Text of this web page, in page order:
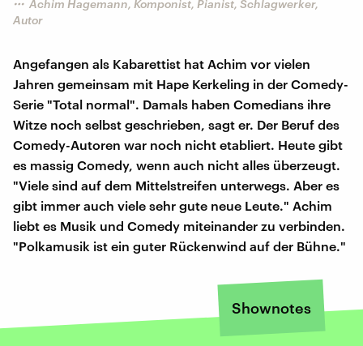
Achim Hagemann, Komponist, Pianist, Schlagwerker,
Autor
Angefangen als Kabarettist hat Achim vor vielen
Jahren gemeinsam mit Hape Kerkeling in der Comedy-
Serie "Total normal". Damals haben Comedians ihre
Witze noch selbst geschrieben, sagt er. Der Beruf des
Comedy-Autoren war noch nicht etabliert. Heute gibt
es massig Comedy, wenn auch nicht alles überzeugt.
"Viele sind auf dem Mittelstreifen unterwegs. Aber es
gibt immer auch viele sehr gute neue Leute." Achim
liebt es Musik und Comedy miteinander zu verbinden.
"Polkamusik ist ein guter Rückenwind auf der Bühne."
Shownotes